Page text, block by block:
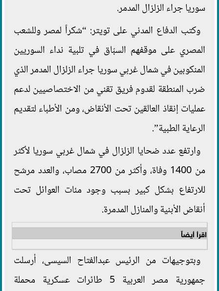
سوريا جراء الزلزال المدمر.
وكتب الدفاع المدني على تويتر: “شكراً لمصر وللشعب
المصري على موقفهم السبّاق في تلبية نداء السوريين
المنكوبين في شمال غربي سوريا جراء الزلزال المدمر الذي
ضرب المنطقة لقدوم فريق تقني من الاختصاصيين لدعم
عمليات إنقاذ العالقين تحت الأنقاض، ومن الأطباء لتقديم
الرعاية الطبية”.
وارتفع عدد ضحايا الزلزال في شمال غربي سوريا لأكثر
من 1400 وفاة، وأكثر من 2700 مصاب، والعدد مرشح
للارتفاع بشكل كبير بسبب وجود مئات العوائل تحت
أنقاض الأبنية والمنازل المدمرة.
اقرأ أيضاً
وبتوجيهات من الرئيس عبدالفتاح السيسى، أرسلت
جمهورية مصر العربية 5 طائرات عسكرية محملة